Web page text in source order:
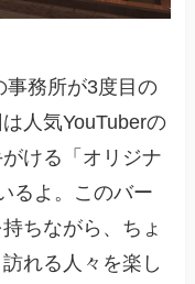
事務所が3度目の
人気YouTuberの
ける「オリジナ
るよ。このバー
ちながら、ちょ
れる人々を楽し